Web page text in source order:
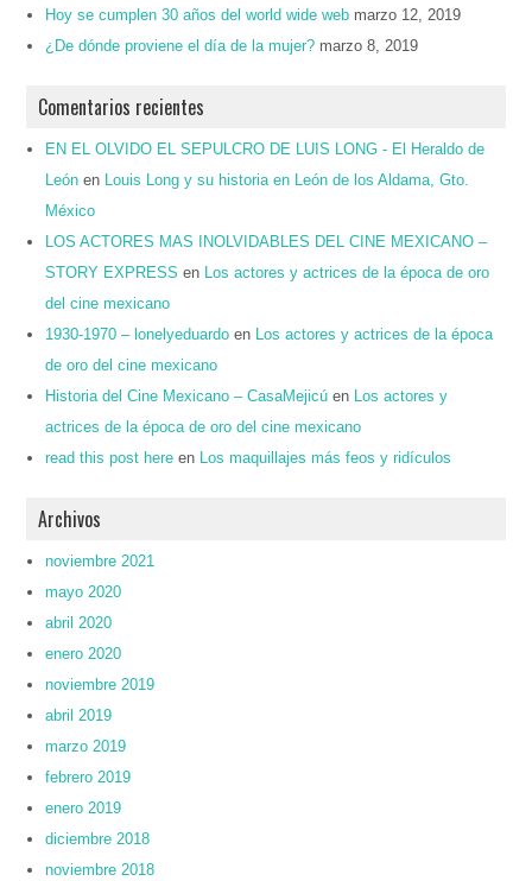
Hoy se cumplen 30 años del world wide web marzo 12, 2019
¿De dónde proviene el día de la mujer? marzo 8, 2019
Comentarios recientes
EN EL OLVIDO EL SEPULCRO DE LUIS LONG - El Heraldo de
León en
Louis Long y su historia en León de los Aldama, Gto.
México
LOS ACTORES MAS INOLVIDABLES DEL CINE MEXICANO –
STORY EXPRESS en
Los actores y actrices de la época de oro
del cine mexicano
1930-1970 – lonelyeduardo en
Los actores y actrices de la época
de oro del cine mexicano
Historia del Cine Mexicano – CasaMejicú en
Los actores y
actrices de la época de oro del cine mexicano
read this post here en Los maquillajes más feos y ridículos
Archivos
noviembre 2021
mayo 2020
abril 2020
enero 2020
noviembre 2019
abril 2019
marzo 2019
febrero 2019
enero 2019
diciembre 2018
noviembre 2018